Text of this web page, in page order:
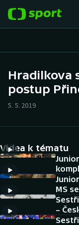
Hokej
Cyklistika
DALŠÍ SPORTY
Americký fotbal
NEPŘEHLÉDNĚTE
Hradilkova
postup
5. 5. 2019
Videa k tématu
MS
–